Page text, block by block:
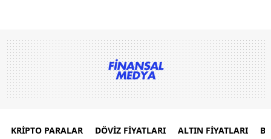
KRİPTO PARALAR DÖVİZ FİYATLARI ALTIN FİYATLARI